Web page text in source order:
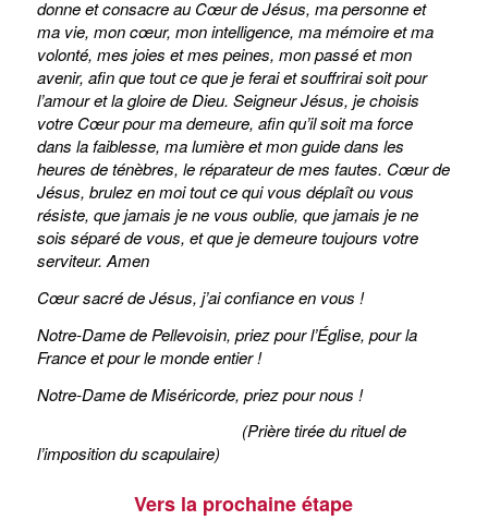
donne et consacre au Cœur de Jésus, ma personne et
ma vie, mon cœur, mon intelligence, ma mémoire et ma
volonté, mes joies et mes peines, mon passé et mon
avenir, afin que tout ce que je ferai et souffrirai soit pour
l’amour et la gloire de Dieu. Seigneur Jésus, je choisis
votre Cœur pour ma demeure, afin qu’il soit ma force
dans la faiblesse, ma lumière et mon guide dans les
heures de ténèbres, le réparateur de mes fautes. Cœur de
Jésus, brulez en moi tout ce qui vous déplaît ou vous
résiste, que jamais je ne vous oublie, que jamais je ne
sois séparé de vous, et que je demeure toujours votre
serviteur. Amen
Cœur sacré de Jésus, j’ai confiance en vous !
Notre-Dame de Pellevoisin, priez pour l’Église, pour la
France et pour le monde entier !
Notre-Dame de Miséricorde, priez pour nous !
(Prière tirée du rituel de
l’imposition du scapulaire)
Vers la prochaine étape